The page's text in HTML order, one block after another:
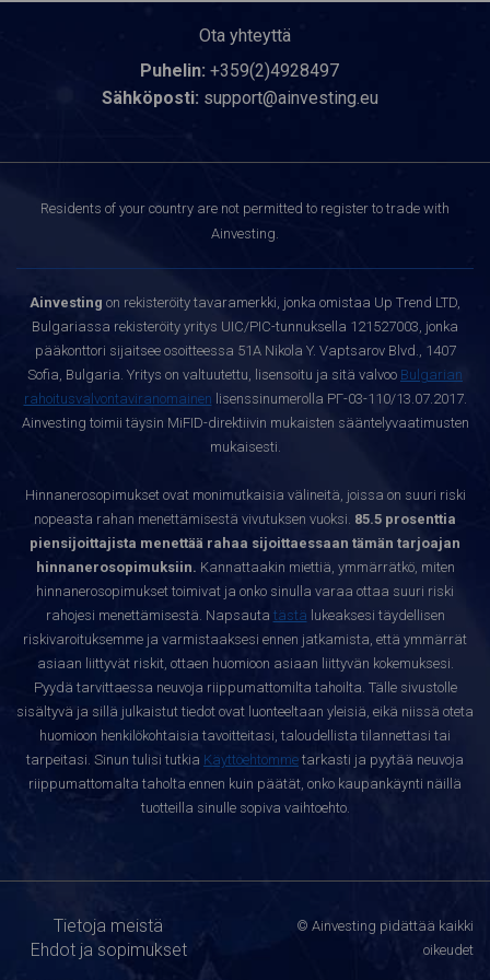
Ota yhteyttä
Puhelin: +359(2)4928497
Sähköposti: support@ainvesting.eu
Residents of your country are not permitted to register to trade with
Ainvesting.
Ainvesting on rekisteröity tavaramerkki, jonka omistaa Up Trend LTD,
Bulgariassa rekisteröity yritys UIC/PIC-tunnuksella 121527003, jonka
pääkonttori sijaitsee osoitteessa 51A Nikola Y. Vaptsarov Blvd., 1407
Sofia, Bulgaria. Yritys on valtuutettu, lisensoitu ja sitä valvoo Bulgarian
rahoitusvalvontaviranomainen lisenssinumerolla РГ-03-110/13.07.2017.
Ainvesting toimii täysin MiFID-direktiivin mukaisten sääntelyvaatimusten
mukaisesti.
Hinnanerosopimukset ovat monimutkaisia välineitä, joissa on suuri riski
nopeasta rahan menettämisestä vivutuksen vuoksi. 85.5 prosenttia
piensijoittajista menettää rahaa sijoittaessaan tämän tarjoajan
hinnanerosopimuksiin. Kannattaakin miettiä, ymmärrätkö, miten
hinnanerosopimukset toimivat ja onko sinulla varaa ottaa suuri riski
rahojesi menettämisestä. Napsauta tästä lukeaksesi täydellisen
riskivaroituksemme ja varmistaaksesi ennen jatkamista, että ymmärrät
asiaan liittyvät riskit, ottaen huomioon asiaan liittyvän kokemuksesi.
Pyydä tarvittaessa neuvoja riippumattomilta tahoilta. Tälle sivustolle
sisältyvä ja sillä julkaistut tiedot ovat luonteeltaan yleisiä, eikä niissä oteta
huomioon henkilökohtaisia tavoitteitasi, taloudellista tilannettasi tai
tarpeitasi. Sinun tulisi tutkia Käyttöehtomme tarkasti ja pyytää neuvoja
riippumattomalta taholta ennen kuin päätät, onko kaupankäynti näillä
tuotteilla sinulle sopiva vaihtoehto.
Tietoja meistä
Ehdot ja sopimukset
© Ainvesting pidättää kaikki
oikeudet